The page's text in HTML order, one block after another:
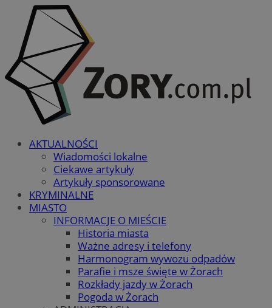
AKTUALNOŚCI
Wiadomości lokalne
Ciekawe artykuły
Artykuły sponsorowane
KRYMINALNE
MIASTO
INFORMACJE O MIEŚCIE
Historia miasta
Ważne adresy i telefony
Harmonogram wywozu odpadów
Parafie i msze święte w Żorach
Rozkłady jazdy w Żorach
Pogoda w Żorach